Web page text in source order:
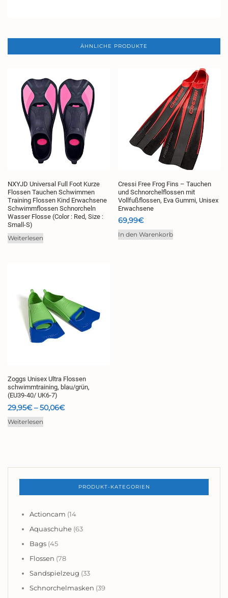
ÄHNLICHE PRODUKTE
NXYJD Universal Full Foot Kurze
Flossen Tauchen Schwimmen
Training Flossen Kind Erwachsene
Schwimmflossen Schnorcheln
Wasser Flosse (Color : Red, Size :
Small-S)
Weiterlesen
Cressi Free Frog Fins – Tauchen
und Schnorchelflossen mit
Vollfußflossen, Eva Gummi, Unisex
Erwachsene
69,99€
In den Warenkorb
Zoggs Unisex Ultra Flossen
schwimmtraining, blau/grün,
(EU39-40/ UK6-7)
29,95€ –50,06€Preisspanne:
Weiterlesen
PRODUKT-KATEGORIEN
Actioncam (14
Aquaschuhe (63
Bags (45
Flossen (78
Sandspielzeug (33
Schnorchelmasken (39